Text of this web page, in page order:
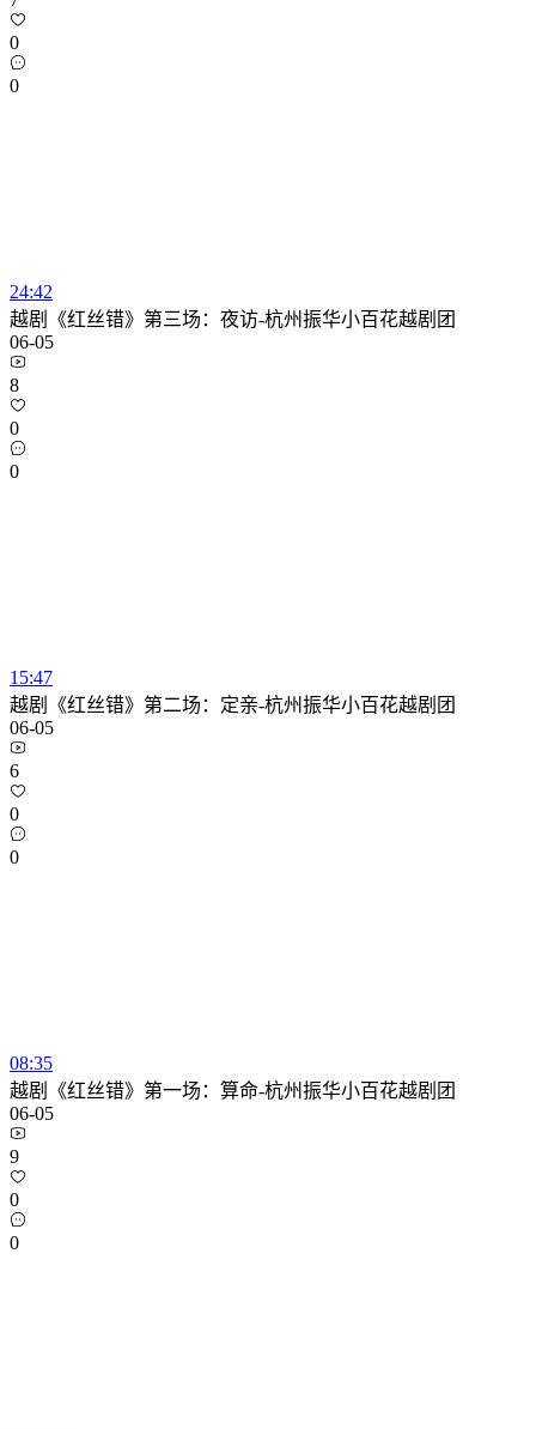
0
0
24:42
越剧《红丝错》第三场：夜访-杭州振华小百花越剧团
06-05
8
0
0
15:47
越剧《红丝错》第二场：定亲-杭州振华小百花越剧团
06-05
6
0
0
08:35
越剧《红丝错》第一场：算命-杭州振华小百花越剧团
06-05
9
0
0